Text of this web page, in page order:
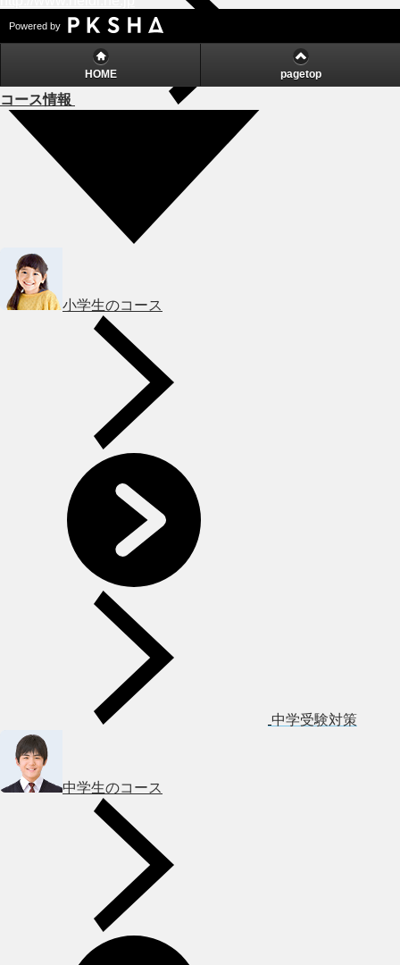
コース情報
小学生のコース
中学受験対策
中学生のコース
Powered by
HOME pagetop